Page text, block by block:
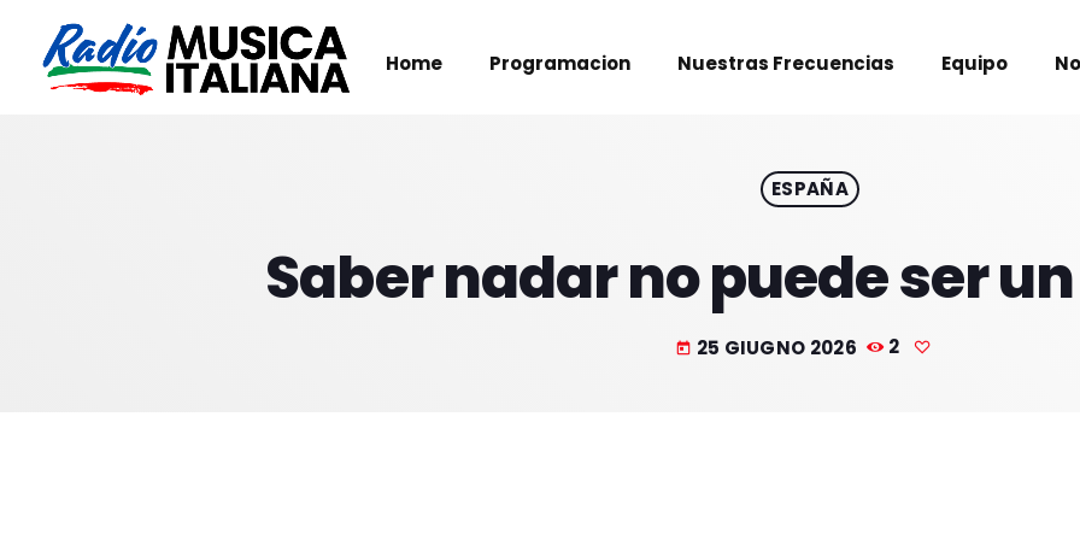
Home Programacion Nuestras Frecuencias Equipo
ESPAÑA
Saber nadar no puede ser
today 25 GIUGNO 2026 2